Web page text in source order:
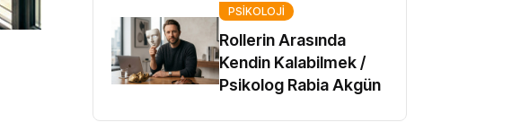
PSIKOLOJI
Rollerin Arasında
Kendin Kalabilmek /
Psikolog Rabia Akgün